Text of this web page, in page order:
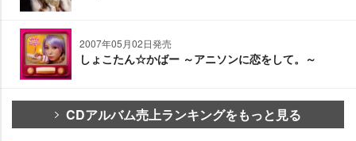
2007年05月02日発売
しょこたん☆かばー ～アニソンに恋をして。～
CDアルバム売上ランキングをもっと見る